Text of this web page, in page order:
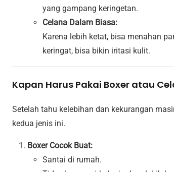
yang gampang keringetan.
Celana Dalam Biasa:
Karena lebih ketat, bisa menahan
keringat, bisa bikin iritasi kulit.
Kapan Harus Pakai Boxer atau
Setelah tahu kelebihan dan kekurangan
kedua jenis ini.
Boxer Cocok Buat:
Santai di rumah.